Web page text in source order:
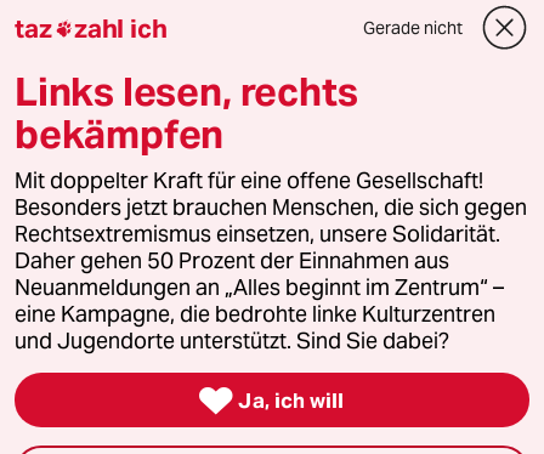
Downloads für Abonnierende
© 2026 taz Verlags und Vertriebs GmbH
Alle Rechte vorbehalten. Bei rechtlichen Fragen oder für Genehmigungen
wenden Sie sich bitte an
lizenzen@taz.de
Feedback Redaktionsstatut Kommune-Richtlinien
Leitlinie Informant Datenschutz Impressum AGB
Seitenwende Einwilligungen widerrufen (Ads)
taz zahl ich Gerade nicht
Links lesen, rechts
bekämpfen
Mit doppelter Kraft für eine offene Gesellschaft!
Besonders jetzt brauchen Menschen, die sich gegen
Rechtsextremismus einsetzen, unsere Solidarität.
Daher gehen 50 Prozent der Einnahmen aus
Neuanmeldungen an „Alles beginnt im Zentrum“ –
eine Kampagne, die bedrohte linke Kulturzentren
und Jugendorte unterstützt. Sind Sie dabei?
 Ja, ich will